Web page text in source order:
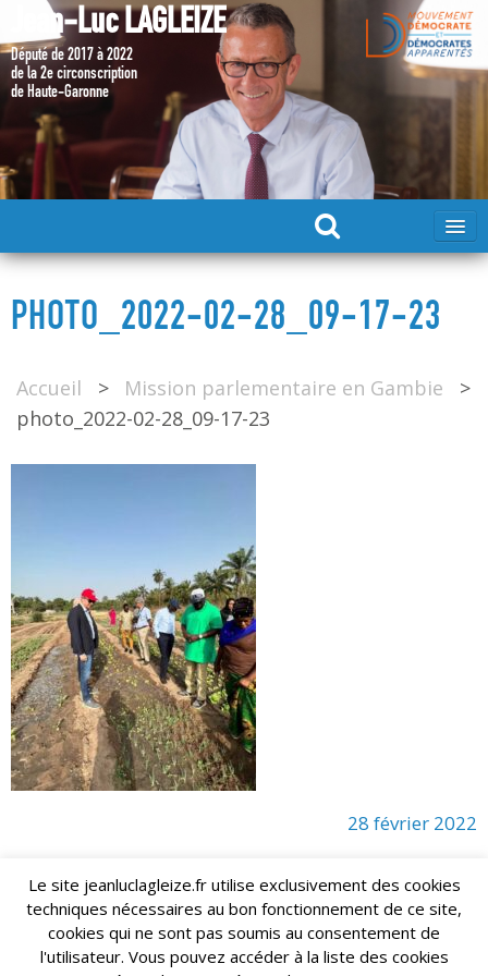
Jean-Luc LAGLEIZE
Député de 2017 à 2022
de la 2e circonscription
de Haute-Garonne
MA CANDIDATURE 2024
DÉPUTÉ 2017 – 2022
PHOTO_2022-02-28_09-17-23
Accueil > Mission parlementaire en Gambie
>
photo_2022-02-28_09-17-23
28 février 2022
Jean-Luc LAGLEIZE - e-mail : lagleize2024@gmail.com
Mentions Légales- Copyright © 2024. Tous droits réservés.
Le site jeanluclagleize.fr utilise exclusivement des cookies
techniques nécessaires au bon fonctionnement de ce site,
cookies qui ne sont pas soumis au consentement de
l'utilisateur. Vous pouvez accéder à la liste des cookies